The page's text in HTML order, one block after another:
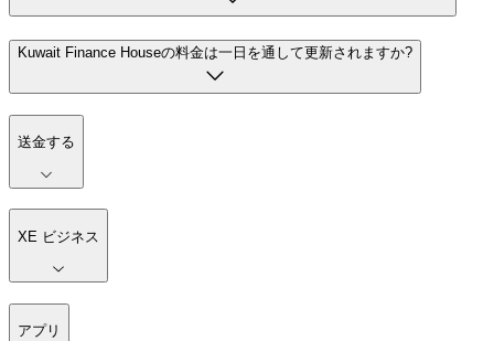
Kuwait Finance Houseの料金は一日を通して更新されますか?
送金する
XE ビジネス
アプリ